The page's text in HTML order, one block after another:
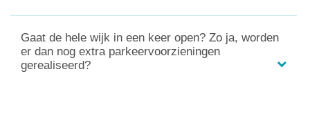
Gaat de hele wijk in een keer open? Zo ja, worden
er dan nog extra parkeervoorzieningen
gerealiseerd?